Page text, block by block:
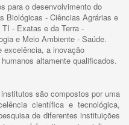
para o desenvolvimento do
Biológicas - Ciências Agrárias e
- Exatas e da Terra -
e Meio Ambiente - Saúde.
excelência, a inovação
altamente qualificados.
são compostos por uma
científica e tecnológica,
de diferentes instituições